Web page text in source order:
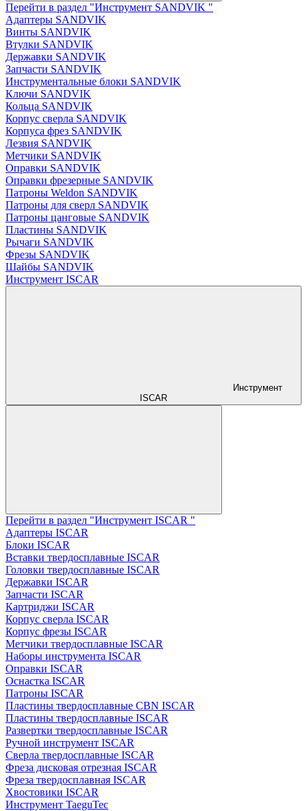
Перейти в раздел "Инструмент SANDVIK "
Адаптеры SANDVIK
Винты SANDVIK
Втулки SANDVIK
Державки SANDVIK
Запчасти SANDVIK
Инструментальные блоки SANDVIK
Ключи SANDVIK
Кольца SANDVIK
Корпус сверла SANDVIK
Корпуса фрез SANDVIK
Лезвия SANDVIK
Метчики SANDVIK
Оправки SANDVIK
Оправки фрезерные SANDVIK
Патроны Weldon SANDVIK
Патроны для сверл SANDVIK
Патроны цанговые SANDVIK
Пластины SANDVIK
Рычаги SANDVIK
Фрезы SANDVIK
Шайбы SANDVIK
Инструмент ISCAR
Инструмент
ISCAR
Перейти в раздел "Инструмент ISCAR "
Адаптеры ISCAR
Блоки ISCAR
Вставки твердосплавные ISCAR
Головки твердосплавные ISCAR
Державки ISCAR
Запчасти ISCAR
Картриджи ISCAR
Корпус сверла ISCAR
Корпус фрезы ISCAR
Метчики твердосплавные ISCAR
Наборы инструмента ISCAR
Оправки ISCAR
Оснастка ISCAR
Патроны ISCAR
Пластины твердосплавные CBN ISCAR
Пластины твердосплавные ISCAR
Развертки твердосплавные ISCAR
Ручной инструмент ISCAR
Сверла твердосплавные ISCAR
Фреза дисковая отрезная ISCAR
Фреза твердосплавная ISCAR
Хвостовики ISCAR
Инструмент TaeguTec